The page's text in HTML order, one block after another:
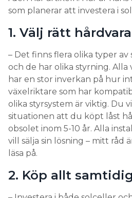
som planerar att investera i
1. Välj rätt hårdvara
– Det finns flera olika typer av
och de har olika styrning.
har en stor inverkan på hur
växelriktare som har
olika styrsystem är viktig. Du
situationen att du köpt låst
obsolet inom 5-10 år. Alla
vill sälja sin lösning – mitt råd
läsa på.
2. Köp allt